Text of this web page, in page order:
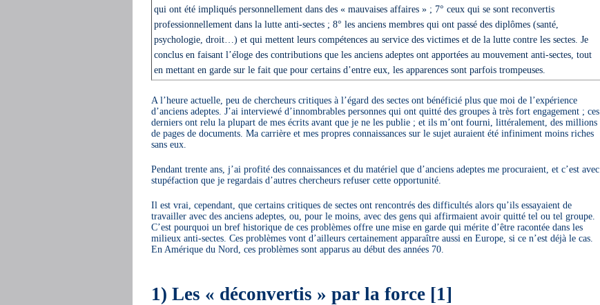
qui ont été impliqués personnellement dans des « mauvaises affaires » ; 7° ceux qui se sont reconvertis
professionnellement dans la lutte anti-sectes ; 8° les anciens membres qui ont passé des diplômes (santé,
psychologie, droit…) et qui mettent leurs compétences au service des victimes et de la lutte contre les sectes. Je
conclus en faisant l’éloge des contributions que les anciens adeptes ont apportées au mouvement anti-sectes, tout
en mettant en garde sur le fait que pour certains d’entre eux, les apparences sont parfois trompeuses.
A l’heure actuelle, peu de chercheurs critiques à l’égard des sectes ont bénéficié plus que moi de l’expérience
d’anciens adeptes. J’ai interviewé d’innombrables personnes qui ont quitté des groupes à très fort engagement ; ces
derniers ont relu la plupart de mes écrits avant que je ne les publie ; et ils m’ont fourni, littéralement, des millions
de pages de documents. Ma carrière et mes propres connaissances sur le sujet auraient été infiniment moins riches
sans eux.
Pendant trente ans, j’ai profité des connaissances et du matériel que d’anciens adeptes me procuraient, et c’est avec
stupéfaction que je regardais d’autres chercheurs refuser cette opportunité.
Il est vrai, cependant, que certains critiques de sectes ont rencontrés des difficultés alors qu’ils essayaient de
travailler avec des anciens adeptes, ou, pour le moins, avec des gens qui affirmaient avoir quitté tel ou tel groupe.
C’est pourquoi un bref historique de ces problèmes offre une mise en garde qui mérite d’être racontée dans les
milieux anti-sectes. Ces problèmes vont d’ailleurs certainement apparaître aussi en Europe, si ce n’est déjà le cas.
En Amérique du Nord, ces problèmes sont apparus au début des années 70.
1) Les « déconvertis » par la force[1]